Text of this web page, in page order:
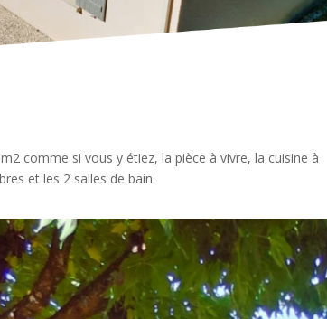
comme si vous y étiez, la pièce à vivre, la cuisine à
et les 2 salles de bain.